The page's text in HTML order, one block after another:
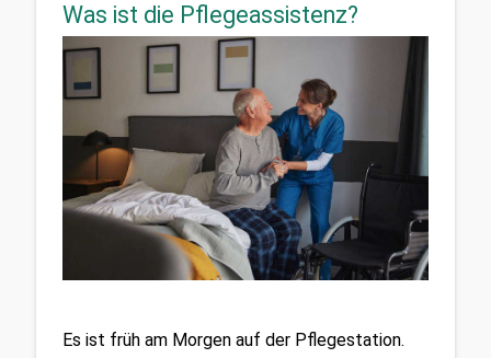
Was ist die Pflegeassistenz?
Es ist früh am Morgen auf der Pflegestation.